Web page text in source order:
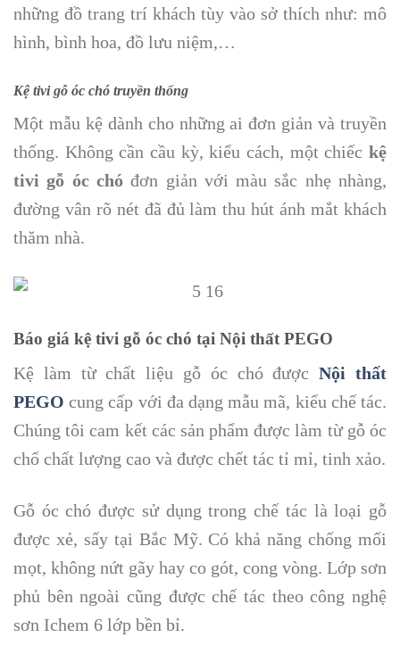
những đồ trang trí khách tùy vào sở thích như: mô
hình, bình hoa, đồ lưu niệm,…
Kệ tivi gỗ óc chó truyền thống
Một mẫu kệ dành cho những ai đơn giản và truyền
thống. Không cần cầu kỳ, kiểu cách, một chiếc kệ
tivi gỗ óc chóđơn giản với màu sắc nhẹ nhàng,
đường vân rõ nét đã đủ làm thu hút ánh mắt khách
thăm nhà.
Báo giá kệ tivi gỗ óc chó tại Nội thất PEGO
Kệ làm từ chất liệu gỗ óc chó đượcNội thất
PEGO cung cấp với đa dạng mẫu mã, kiểu chế tác.
Chúng tôi cam kết các sản phẩm được làm từ gỗ óc
chố chất lượng cao và được chết tác tỉ mỉ, tinh xảo.
Gỗ óc chó được sử dụng trong chế tác là loại gỗ
được xẻ, sấy tại Bắc Mỹ. Có khả năng chống mối
mọt, không nứt gãy hay co gót, cong vòng. Lớp sơn
phủ bên ngoài cũng được chế tác theo công nghệ
sơn Ichem 6 lớp bền bỉ.